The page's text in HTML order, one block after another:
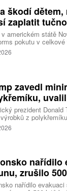
škodí
zaplatit
americkém státě
pokutu v
za újmu, kterou její
lidem. Firma musí
zavedl
prezident
z
se používá při
panelů,
Reuters.nařídilo
zrušilo
nařídilo